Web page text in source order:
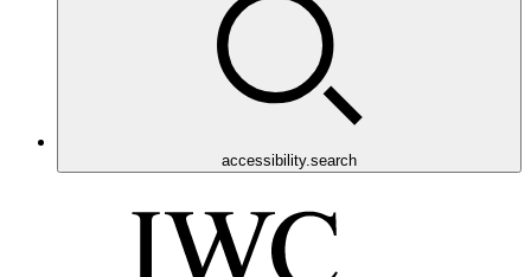
accessibility.search